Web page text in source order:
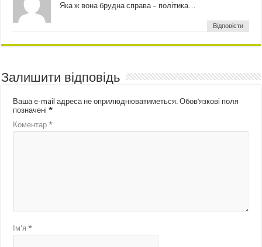
Яка ж вона брудна справа – політика…
Відповісти
Залишити відповідь
Ваша e-mail адреса не оприлюднюватиметься. Обов’язкові поля
позначені*
Коментар*
Ім'я*